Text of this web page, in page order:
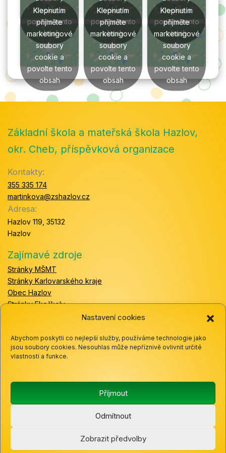
Nastavení cookies
Abychom poskytli co nejlepší služby, používáme technologie jako
jsou soubory cookies. Nesouhlas může nepříznivě ovlivnit určité
vlastnosti a funkce.
Příjmout
Odmítnout
Zobrazit předvolby
cookie a
povolte tento
obsah
cookie a
povolte tento
obsah
cookie a
povolte tento
obsah
Klepnutím
přijměte
marketingové
soubory
cookie a
povolte tento
obsah
Klepnutím
přijměte
marketingové
soubory
cookie a
povolte tento
obsah
Klepnutím
přijměte
marketingové
soubory
cookie a
povolte tento
obsah
Základní škola a mateřská škola Hazlov,
okr. Cheb, příspěvková organizace
Kontakty:
355 335 174
martinkova@zshazlov.cz
Adresa:
Hazlov 119, 35132
Hazlov
Zajímavé zdroje
Stránky MŠMT
Stránky Karlovarského kraje
Obec Hazlov
Stránky Ekoškoly
Stránky Help for Englishg
Spolupracujeme